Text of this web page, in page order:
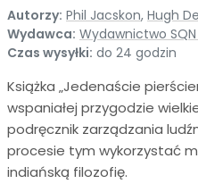
Autorzy: Phil Jacskon, Hugh
Wydawca: Wydawnictwo
Czas wysyłki: do 24 godzin
Książka „Jedenaście
wspaniałej przygodzie
podręcznik zarządzania
procesie tym wykorzystać
indiańską filozofię.